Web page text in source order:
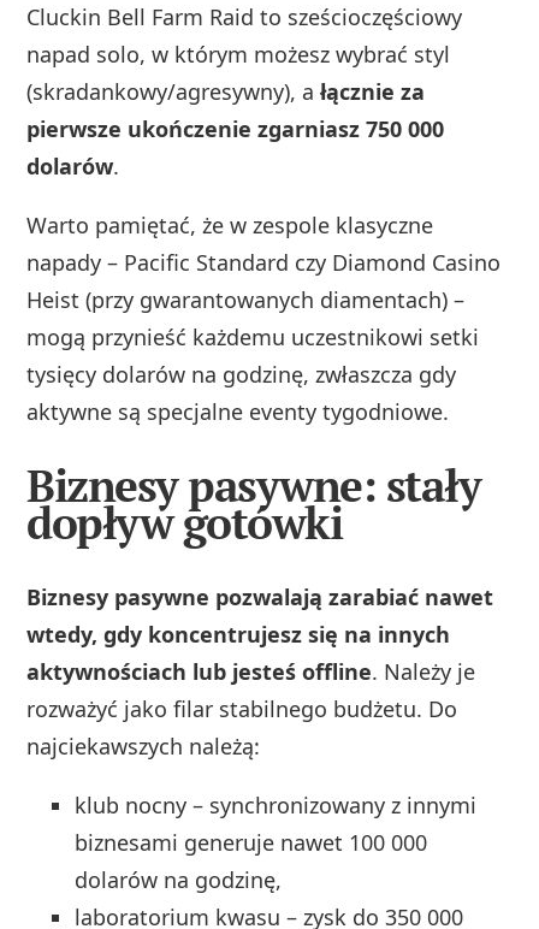
Cluckin Bell Farm Raid to sześcioczęściowy
napad solo, w którym możesz wybrać styl
(skradankowy/agresywny), ałącznie za
pierwsze ukończenie zgarniasz 750 000
dolarów.
Warto pamiętać, że w zespole klasyczne
napady – Pacific Standard czy Diamond Casino
Heist (przy gwarantowanych diamentach) –
mogą przynieść każdemu uczestnikowi setki
tysięcy dolarów na godzinę, zwłaszcza gdy
aktywne są specjalne eventy tygodniowe.
Biznesy pasywne: stały
dopływ gotówki
Biznesy pasywne pozwalają zarabiać nawet
wtedy, gdy koncentrujesz się na innych
aktywnościach lub jesteś offline. Należy je
rozważyć jako filar stabilnego budżetu. Do
najciekawszych należą:
klub nocny – synchronizowany z innymi
biznesami generuje nawet 100 000
dolarów na godzinę,
laboratorium kwasu – zysk do 350 000